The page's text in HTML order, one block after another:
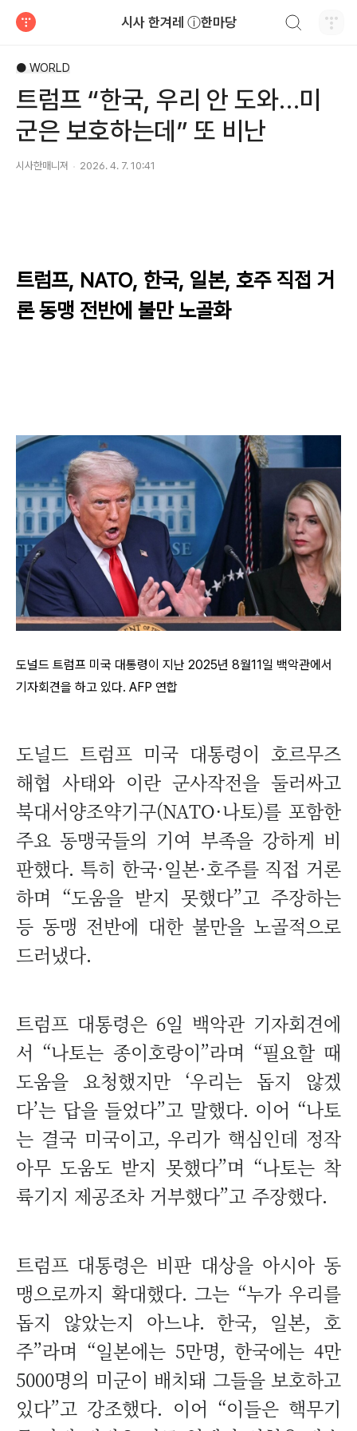
시사 한겨레 ⓘ한마당
● WORLD
트럼프 “한국, 우리 안 도와…미
군은 보호하는데” 또 비난
시사한매니져 2026. 4. 7. 10:41
트럼프, NATO, 한국, 일본, 호주 직접 거
론 동맹 전반에 불만 노골화
도널드 트럼프 미국 대통령이 지난 2025년 8월11일 백악관에서
기자회견을 하고 있다. AFP 연합
도널드 트럼프 미국 대통령이 호르무즈
해협 사태와 이란 군사작전을 둘러싸고
북대서양조약기구(NATO·나토)를 포함한
주요 동맹국들의 기여 부족을 강하게 비
판했다. 특히 한국·일본·호주를 직접 거론
하며 “도움을 받지 못했다”고 주장하는
등 동맹 전반에 대한 불만을 노골적으로
드러냈다.
트럼프 대통령은 6일 백악관 기자회견에
서 “나토는 종이호랑이”라며 “필요할 때
도움을 요청했지만 ‘우리는 돕지 않겠
다’는 답을 들었다”고 말했다. 이어 “나토
는 결국 미국이고, 우리가 핵심인데 정작
아무 도움도 받지 못했다”며 “나토는 착
륙기지 제공조차 거부했다”고 주장했다.
트럼프 대통령은 비판 대상을 아시아 동
맹으로까지 확대했다. 그는 “누가 우리를
돕지 않았는지 아느냐. 한국, 일본, 호
주”라며 “일본에는 5만명, 한국에는 4만
5000명의 미군이 배치돼 그들을 보호하고
있다”고 강조했다. 이어 “이들은 핵무기